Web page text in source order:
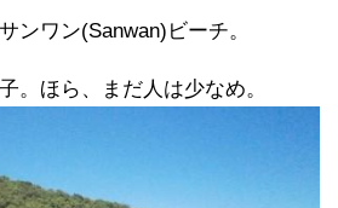
ンワン(Sanwan)ビーチ。
。ほら、まだ人は少なめ。